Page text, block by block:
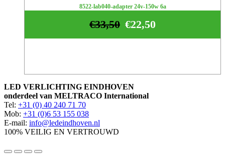
8522-lab040-adapter 24v-150w 6a
€22,50
€33,50
LED VERLICHTING EINDHOVEN
onderdeel van MELTRACO International
Tel: +31 (0) 40 240 71 70
Mob: +31 (0)6 53 155 038
E-mail: info@ledeindhoven.nl
100% VEILIG EN VERTROUWD